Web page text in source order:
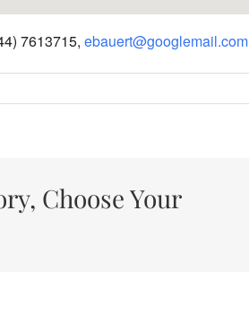
7613715, ebauert@googlemail.com
Choose Your